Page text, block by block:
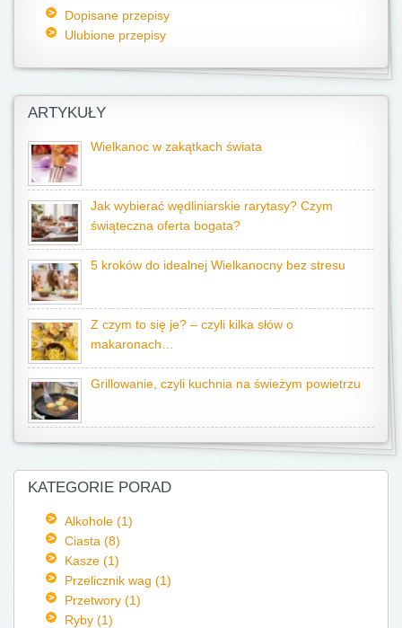
Dopisane przepisy
Ulubione przepisy
ARTYKUŁY
Wielkanoc w zakątkach świata
Jak wybierać wędliniarskie rarytasy? Czym
świąteczna oferta bogata?
5 kroków do idealnej Wielkanocny bez stresu
Z czym to się je? – czyli kilka słów o
makaronach…
Grillowanie, czyli kuchnia na świeżym powietrzu
KATEGORIE PORAD
Alkohole (1)
Ciasta (8)
Kasze (1)
Przelicznik wag (1)
Przetwory (1)
Ryby (1)